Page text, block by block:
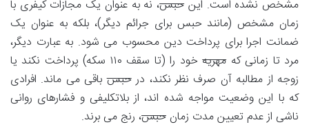
مشخص نشده است. این حبس، نه به عنوان یک مجازات کیفری با
زمان مشخص (مانند حبس برای جرائم دیگر)، بلکه به عنوان یک
ضمانت اجرا برای پرداخت دین محسوب می شود. به عبارت دیگر،
مرد تا زمانی کهمهریه
خود را (تا سقف ۱۱۰ سکه) پرداخت نکند یا
زوجه از مطالبه آن صرف نظر نکند، درحبسباقی می ماند. افرادی
که با این وضعیت مواجه شده اند، از بلاتکلیفی و فشارهای روانی
ناشی از عدم تعیین مدت زمان حبس، رنج می برند.